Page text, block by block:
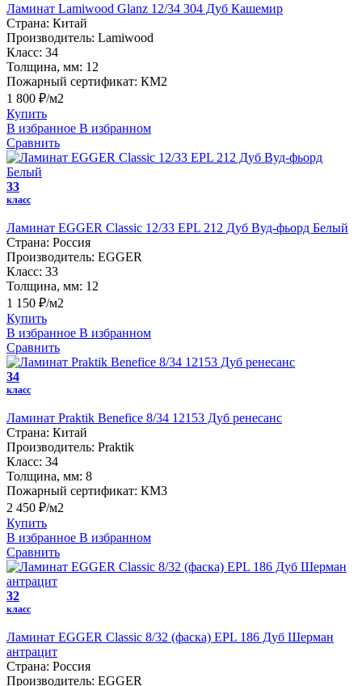
Ламинат Lamiwood Glanz 12/34 304 Дуб Кашемир
Страна: Китай
Производитель: Lamiwood
Класс: 34
Толщина, мм: 12
Пожарный сертификат: КМ2
1 800 ₽/м2
Купить
В избранное В избранном
Сравнить
33
класс
Ламинат EGGER Classic 12/33 EPL 212 Дуб Вуд-фьорд Белый
Страна: Россия
Производитель: EGGER
Класс: 33
Толщина, мм: 12
1 150 ₽/м2
Купить
В избранное В избранном
Сравнить
34
класс
Ламинат Praktik Benefice 8/34 12153 Дуб ренесанс
Страна: Китай
Производитель: Praktik
Класс: 34
Толщина, мм: 8
Пожарный сертификат: КМ3
2 450 ₽/м2
Купить
В избранное В избранном
Сравнить
32
класс
Ламинат EGGER Classic 8/32 (фаска) EPL 186 Дуб Шерман
антрацит
Страна: Россия
Производитель: EGGER